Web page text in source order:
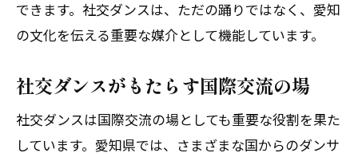
できます。社交ダンスは、ただの踊りではなく、愛知
の文化を伝える重要な媒介として機能しています。
社交ダンスがもたらす国際交流の場
社交ダンスは国際交流の場としても重要な役割を果た
しています。愛知県では、さまざまな国からのダンサ